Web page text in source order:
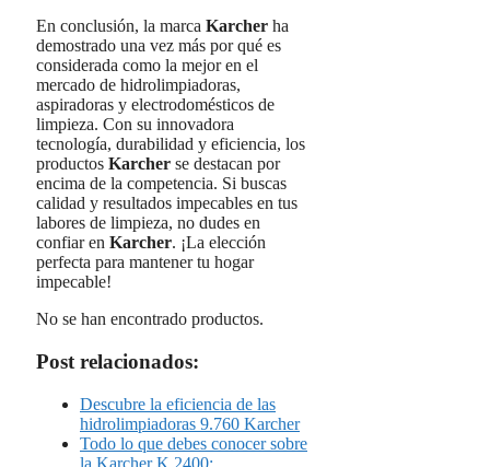
En conclusión, la marca Karcher ha
demostrado una vez más por qué es
considerada como la mejor en el
mercado de hidrolimpiadoras,
aspiradoras y electrodomésticos de
limpieza. Con su innovadora
tecnología, durabilidad y eficiencia, los
productos Karcher se destacan por
encima de la competencia. Si buscas
calidad y resultados impecables en tus
labores de limpieza, no dudes en
confiar en Karcher. ¡La elección
perfecta para mantener tu hogar
impecable!
No se han encontrado productos.
Post relacionados:
Descubre la eficiencia de las
hidrolimpiadoras 9.760 Karcher
Todo lo que debes conocer sobre
la Karcher K 2400:…